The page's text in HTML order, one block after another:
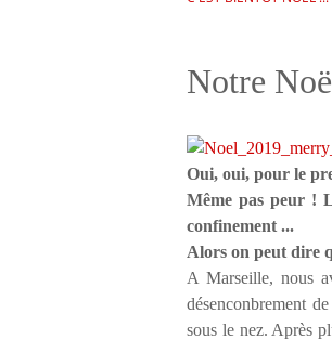
Notre
Oui, oui, pour le
Même pas peur !
confinement ...
Alors on peut dire
A Marseille, nous
désenconbrement
sous le nez. Après